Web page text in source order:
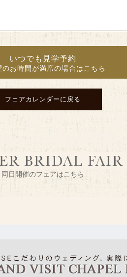
いつでも見学予約
のお時間が満席の場合はこちら
フェアカレンダーに戻る
BRIDAL FAIR
同日開催のフェアはこちら